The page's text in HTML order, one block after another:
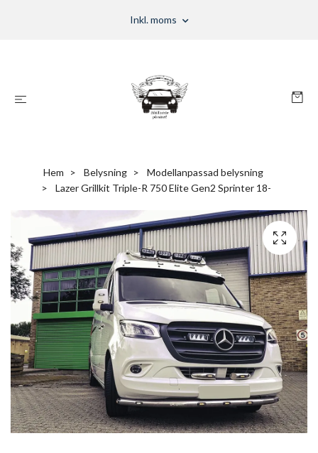
Inkl. moms
Hem Belysning
Modellanpassad belysning
Lazer Grillkit Triple-R 750 Elite Gen2 Sprinter 18-